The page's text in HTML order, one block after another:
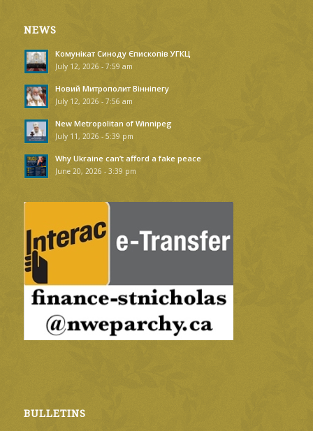
NEWS
Комунікат Синоду Єпископів УГКЦ
July 12, 2026 - 7:59 am
Новий Митрополит Вінніпегу
July 12, 2026 - 7:56 am
New Metropolitan of Winnipeg
July 11, 2026 - 5:39 pm
Why Ukraine can’t afford a fake peace
June 20, 2026 - 3:39 pm
BULLETINS